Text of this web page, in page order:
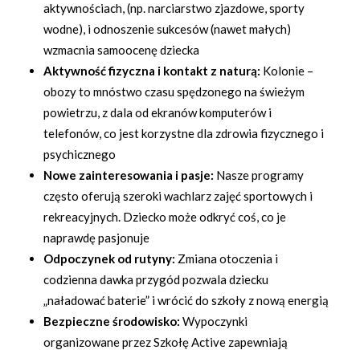
aktywnościach, (np. narciarstwo zjazdowe, sporty
wodne), i odnoszenie sukcesów (nawet małych)
wzmacnia samoocenę dziecka
Aktywność fizyczna i kontakt z naturą: Kolonie –
obozy to mnóstwo czasu spędzonego na świeżym
powietrzu, z dala od ekranów komputerów i
telefonów, co jest korzystne dla zdrowia fizycznego i
psychicznego
Nowe zainteresowania i pasje: Nasze programy
często oferują szeroki wachlarz zajęć sportowych i
rekreacyjnych. Dziecko może odkryć coś, co je
naprawdę pasjonuje
Odpoczynek od rutyny: Zmiana otoczenia i
codzienna dawka przygód pozwala dziecku
„naładować baterie” i wrócić do szkoły z nową energią
Bezpieczne środowisko: Wypoczynki
organizowane przez Szkołę Active zapewniają